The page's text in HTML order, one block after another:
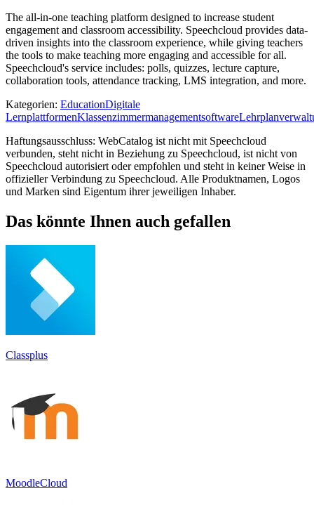
The all-in-one teaching platform designed to increase student
engagement and classroom accessibility. Speechcloud provides data-
driven insights into the classroom experience, while giving teachers
the tools to make teaching more engaging and accessible for all.
Speechcloud's service includes: polls, quizzes, lecture capture,
collaboration tools, attendance tracking, LMS integration, and more.
Kategorien: EducationDigitale
LernplattformenKlassenzimmermanagementsoftware
Haftungsausschluss: WebCatalog ist nicht mit Speechcloud
verbunden, steht nicht in Beziehung zu Speechcloud, ist nicht von
Speechcloud autorisiert oder empfohlen und steht in keiner Weise in
offizieller Verbindung zu Speechcloud. Alle Produktnamen, Logos
und Marken sind Eigentum ihrer jeweiligen Inhaber.
Das könnte Ihnen auch gefallen
Classplus
MoodleCloud